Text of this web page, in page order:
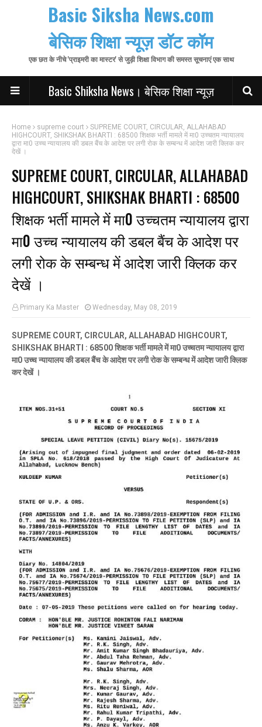
Basic Siksha News.com
बेसिक शिक्षा न्यूज़ डॉट कॉम
एक छत के नीचे 'प्राइमरी का मास्टर' से जुड़ी शिक्षा विभाग की समस्त सूचनाएं एक साथ
Basic Shiksha News। बेसिक शिक्षा न्यूज़
Home supreme court
SUPREME COURT, CIRCULAR, ALLAHABAD
HIGHCOURT, SHIKSHAK BHARTI : 68500 शिक्षक भर्ती मामले में मा0 उच्चतम न्यायालय
द्वारा मा0 उच्च न्यायालय की डबल बैंच के आदेश पर लगी रोक के सम्बन्ध में आदेश जारी क्लिक कर
देखें ।
SUPREME COURT, CIRCULAR, ALLAHABAD
HIGHCOURT, SHIKSHAK BHARTI : 68500
शिक्षक भर्ती मामले में मा0 उच्चतम न्यायालय द्वारा
मा0 उच्च न्यायालय की डबल बैंच के आदेश पर
लगी रोक के सम्बन्ध में आदेश जारी क्लिक कर
देखें ।
Primary Ka Master Wednesday, May 08, 2019
SUPREME COURT, CIRCULAR, ALLAHABAD HIGHCOURT,
SHIKSHAK BHARTI : 68500 शिक्षक भर्ती मामले में मा0 उच्चतम न्यायालय द्वारा
मा0 उच्च न्यायालय की डबल बैंच के आदेश पर लगी रोक के सम्बन्ध में आदेश जारी क्लिक
कर देखें ।